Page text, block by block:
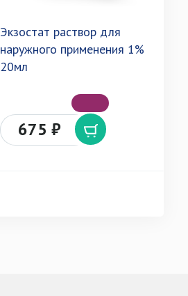
Экзостат раствор для
наружного применения 1%
20мл
675 ₽